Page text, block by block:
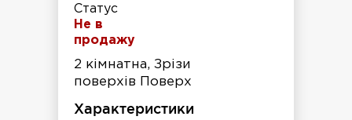
Статус
Не в
продажу
2 кімнатна, Зрізи
поверхів Поверх
Характеристики